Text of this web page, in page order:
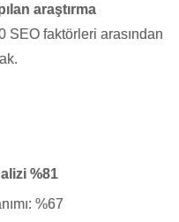
araştırma
SEO faktörleri arasından
%81
%67